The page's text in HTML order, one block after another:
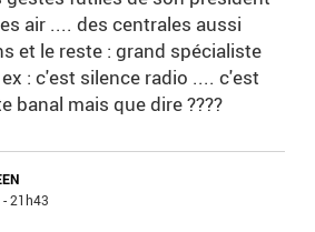
air .... des centrales aussi
et le reste : grand spécialiste
: c'est silence radio .... c'est
banal mais que dire ????
21h43